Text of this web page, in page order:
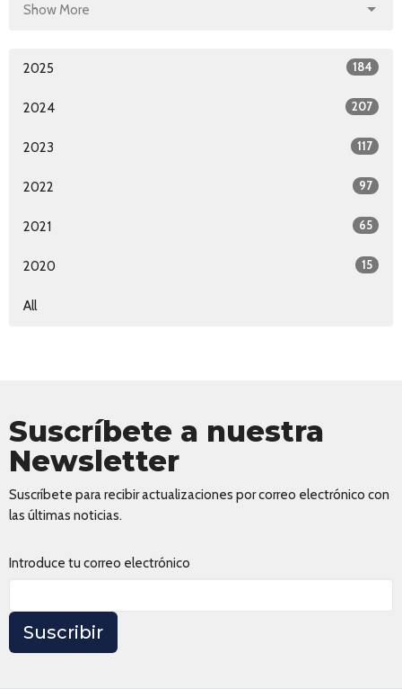
Show More
2025 184
2024 207
2023 117
2022 97
2021 65
2020 15
All
Suscríbete a nuestra
Newsletter
Suscríbete para recibir actualizaciones por correo electrónico con
las últimas noticias.
Introduce tu correo electrónico
Suscribir